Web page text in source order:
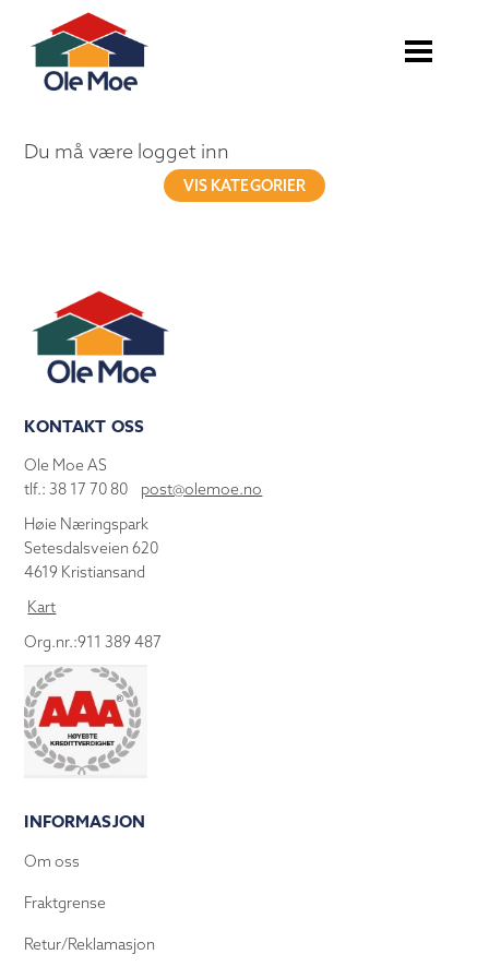
Du må være logget inn
VIS KATEGORIER
KONTAKT OSS
Ole Moe AS
tlf.: 38 17 70 80 post@olemoe.no
Høie Næringspark
Setesdalsveien 620
4619 Kristiansand
Kart
Org.nr.:911 389 487
INFORMASJON
Om oss
Fraktgrense
Retur/Reklamasjon